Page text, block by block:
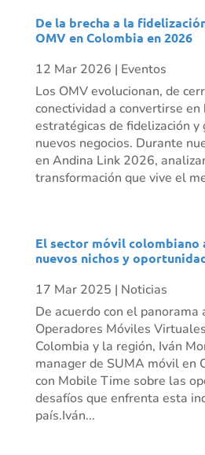
De la brecha a la
OMV en Colombia en 2026
12 Mar 2026 | Eventos
Los OMV evolucionan, de
conectividad a convertirse
estratégicas de fidelización y
nuevos negocios. Durante
en Andina Link 2026,
transformación que vive el
El sector móvil colombiano
nuevos nichos y
17 Mar 2025 | Noticias
De acuerdo con el panorama
Operadores Móviles
Colombia y la región, Iván
manager de SUMA móvil en
con Mobile Time sobre las
desafíos que enfrenta esta
país.Iván...